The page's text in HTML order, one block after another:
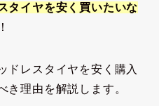
タイヤを安く買いたいな
ドレスタイヤを安く購入
き理由を解説します。